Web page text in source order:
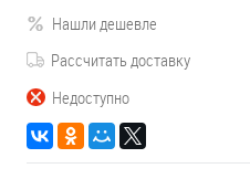
Нашли дешевле
Рассчитать доставку
Недоступно